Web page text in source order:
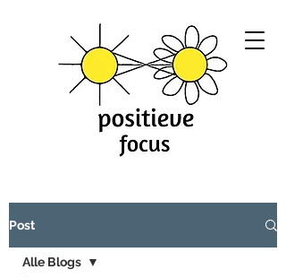
Post
Alle Blogs